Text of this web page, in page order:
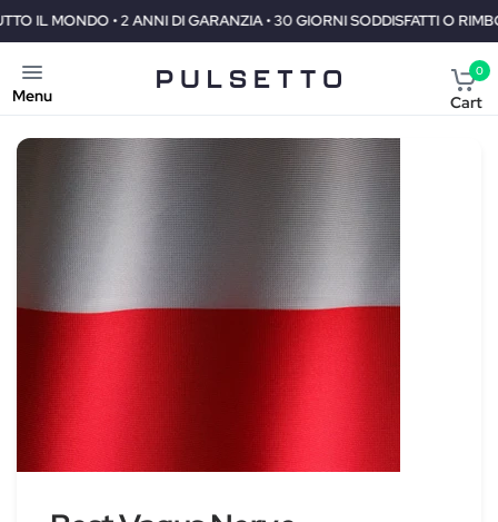
• 30 GIORNI SODDISFATTI O RIMBORSATI SPEDIZIONE
Menu
0
Cart